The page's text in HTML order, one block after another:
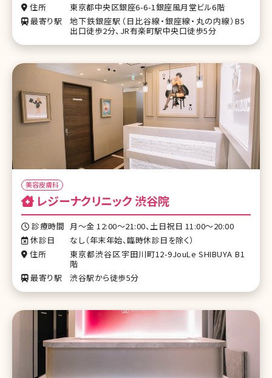
住所
東京都中央区銀座6-6-1銀座風月堂ビル6階
最寄り駅
地下鉄銀座駅（日比谷線・銀座線・丸の内線）B5
出口徒歩2分、JR有楽町駅中央口徒歩5分
美容皮膚科
レジーナクリニック 渋谷院
診療時間 月〜金 12:00〜21:00、土日祝日 11:00〜20:00
休診日
なし（年末年始、臨時休診日を除く）
住所
東京都渋谷区宇田川町12-9JouLe SHIBUYA B1
階
最寄り駅
渋谷駅から徒歩5分